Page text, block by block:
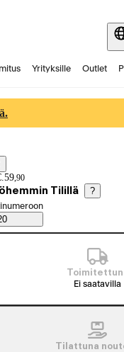
Yrityksille Outlet
59,90
Tilillä ?
Ei saatavilla
Tilattuna